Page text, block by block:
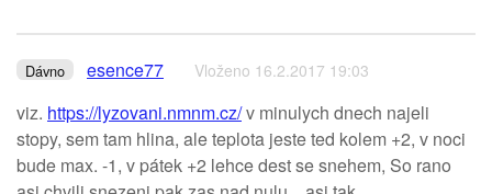
Dávno esence77 Vloženo 16.2.2017 19:03
viz. https://lyzovani.nmnm.cz/v minulych dnech najeli
stopy, sem tam hlina, ale teplota jeste ted kolem +2, v noci
bude max. -1, v pátek +2 lehce dest se snehem, So rano